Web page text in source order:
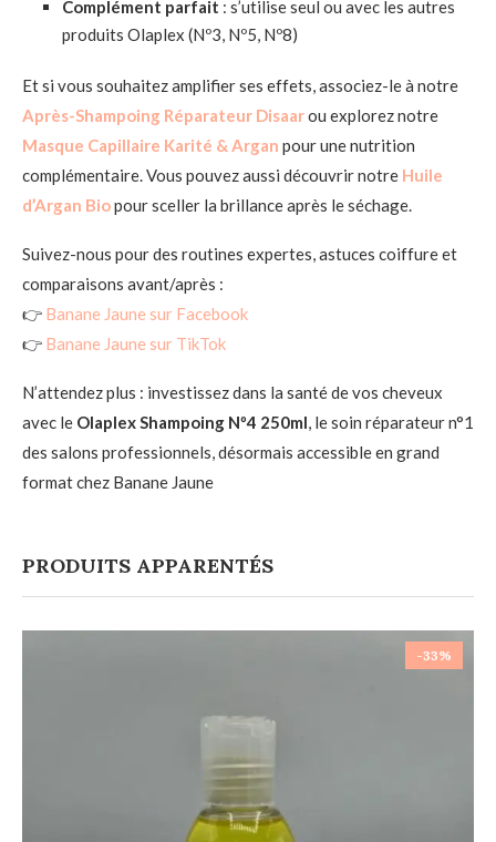
Complément parfait : s’utilise seul ou avec les autres
produits Olaplex (Nº3, Nº5, Nº8)
Et si vous souhaitez amplifier ses effets, associez-le à notre
Après-Shampoing Réparateur Disaarou explorez notre
Masque Capillaire Karité & Argan pour une nutrition
complémentaire. Vous pouvez aussi découvrir notre Huile
d’Argan Biopour sceller la brillance après le séchage.
Suivez-nous pour des routines expertes, astuces coiffure et
comparaisons avant/après :
👉 Banane Jaune sur Facebook
👉 Banane Jaune sur TikTok
N’attendez plus : investissez dans la santé de vos cheveux
avec le Olaplex Shampoing Nº4 250ml, le soin réparateur n°1
des salons professionnels, désormais accessible en grand
format chez Banane Jaune
PRODUITS APPARENTÉS
-33%